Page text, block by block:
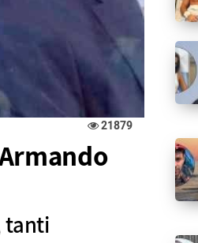
21879
tanti